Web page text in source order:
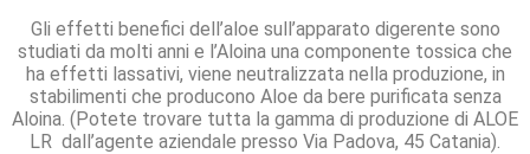
Gli effetti benefici dell’aloe sull’apparato digerente sono
studiati da molti anni e l’Aloina una componente tossica che
ha effetti lassativi, viene neutralizzata nella produzione, in
stabilimenti che producono Aloe da bere purificata senza
Aloina. (Potete trovare tutta la gamma di produzione di ALOE
LR dall’agente aziendale presso Via Padova, 45 Catania).